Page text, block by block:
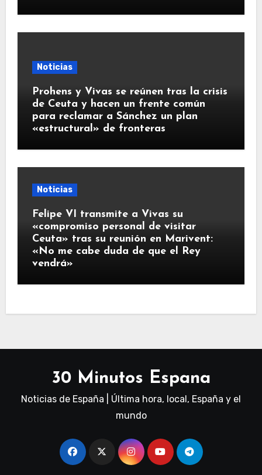
Noticias
Prohens y Vivas se reúnen tras la crisis
de Ceuta y hacen un frente común
para reclamar a Sánchez un plan
«estructural» de fronteras
Noticias
Felipe VI transmite a Vivas su
«compromiso personal de visitar
Ceuta» tras su reunión en Marivent:
«No me cabe duda de que el Rey
vendrá»
30 Minutos Espana
Noticias de España | Última hora, local, España y el
mundo